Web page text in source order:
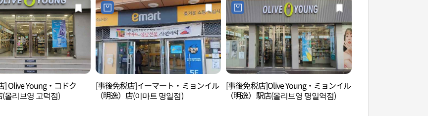
] Olive Young・コドク
(올리브영 고덕점)
[事後免税店]イーマート・ミョンイル
（明逸）店(이마트 명일점)
[事後免税店]Olive Young・ミョンイル
（明逸）駅店(올리브영 명일역점)